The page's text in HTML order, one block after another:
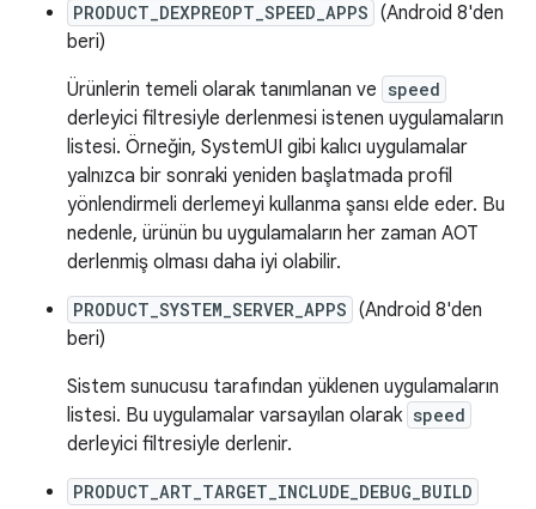
PRODUCT_DEXPREOPT_SPEED_APPS (Android 8'den
beri)
Ürünlerin temeli olarak tanımlanan ve speed
derleyici filtresiyle derlenmesi istenen uygulamaların
listesi. Örneğin, SystemUI gibi kalıcı uygulamalar
yalnızca bir sonraki yeniden başlatmada profil
yönlendirmeli derlemeyi kullanma şansı elde eder. Bu
nedenle, ürünün bu uygulamaların her zaman AOT
derlenmiş olması daha iyi olabilir.
PRODUCT_SYSTEM_SERVER_APPS (Android 8'den
beri)
Sistem sunucusu tarafından yüklenen uygulamaların
listesi. Bu uygulamalar varsayılan olarak speed
derleyici filtresiyle derlenir.
PRODUCT_ART_TARGET_INCLUDE_DEBUG_BUILD